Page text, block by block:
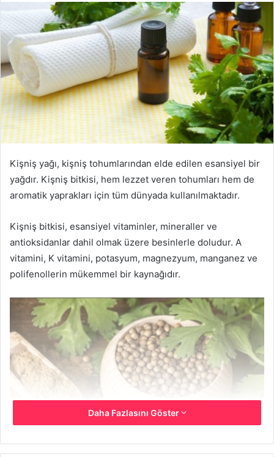
posta
göndermek
Kişniş yağı, kişniş tohumlarından elde edilen esansiyel bir
yağdır. Kişniş bitkisi, hem lezzet veren tohumları hem de
aromatik yaprakları için tüm dünyada kullanılmaktadır.
Kişniş bitkisi, esansiyel vitaminler, mineraller ve
antioksidanlar dahil olmak üzere besinlerle doludur. A
vitamini, K vitamini, potasyum, magnezyum, manganez ve
polifenollerin mükemmel bir kaynağıdır.
Daha Fazlasını Göster